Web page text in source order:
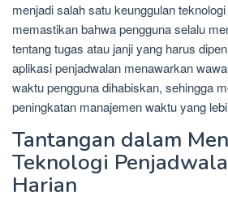
menjadi salah satu keunggulan
memastikan bahwa pengguna selalu
tentang tugas atau janji yang harus
aplikasi penjadwalan menawarkan
waktu pengguna dihabiskan, sehingga
peningkatan manajemen waktu yang
Tantangan dalam
Teknologi
Harian